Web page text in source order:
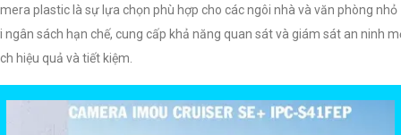
plastic là sự lựa chọn phù hợp cho các ngôi nhà và văn phòng nhỏ
ngân sách hạn chế, cung cấp khả năng quan sát và giám sát an ninh
hiệu quả và tiết kiệm.